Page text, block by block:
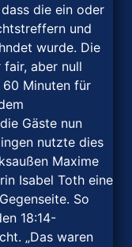
die ein oder
und
wurde. Die
aber null
Minuten für
Gäste nun
nutzte dies
Maxime
Isabel Toth eine
So
18:14-
„Das waren